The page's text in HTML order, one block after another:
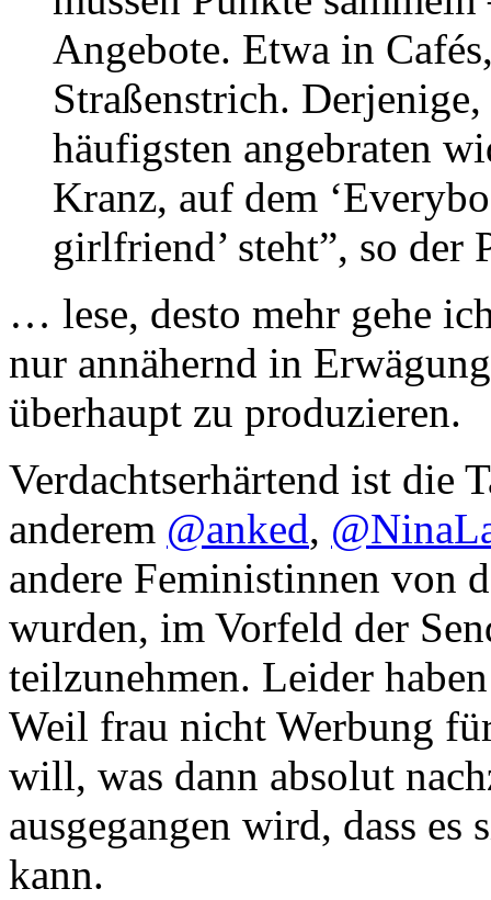
Angebote. Etwa in
Straßenstrich.
häufigsten angebraten
Kranz, auf dem
girlfriend’ steht”, so der
… lese, desto mehr gehe
nur annähernd in
überhaupt zu produzieren.
Verdachtserhärtend ist die
anderem @anked,
andere Feministinnen von
wurden, im Vorfeld der
teilzunehmen. Leider
Weil frau nicht Werbung
will, was dann absolut
ausgegangen wird, dass
kann.